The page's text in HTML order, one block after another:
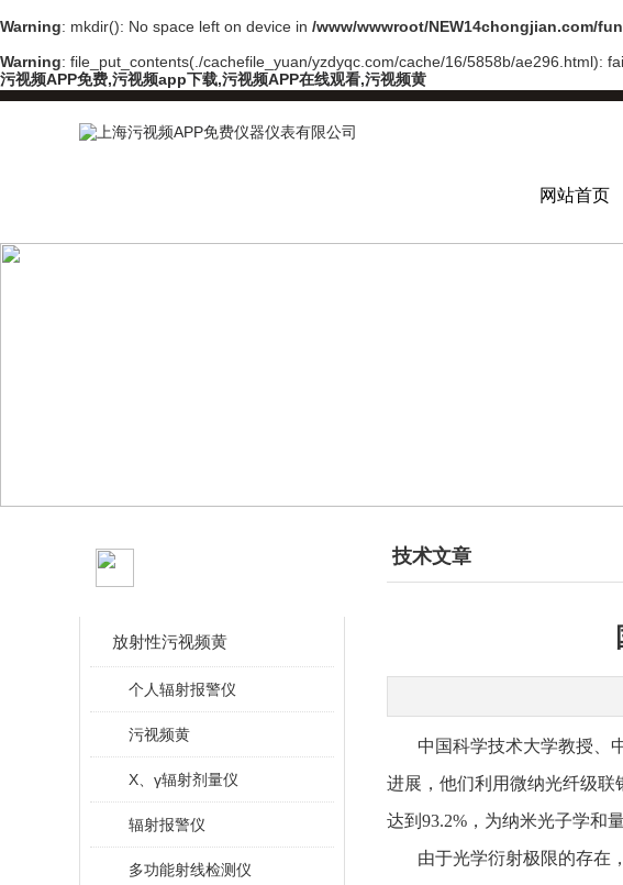
Warning: mkdir(): No space left on device in /www/wwwroot/NEW14chongjian.com/
Warning: file_put_contents(./cachefile_yuan/yzdyqc.com/cache/16/5858b/ae296.html):
污视频APP免费,污视频app下载,污视频APP在线观看,污视频黄
网站首页
放射性污视频黄
个人辐射报警仪
污视频黄
X、γ辐射剂量仪
辐射报警仪
多功能射线检测仪
技术文章
中国科学技术大学教授、中
进展，他们利用微纳光纤级联
达到93.2%，为纳米光子学和
由于光学衍射极限的存在，